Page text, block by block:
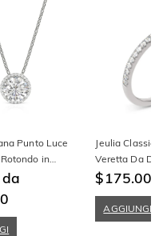
Punto Luce
in
Jeulia
Veretta Da
Rotondo In
$175.00
AGGIUNGI